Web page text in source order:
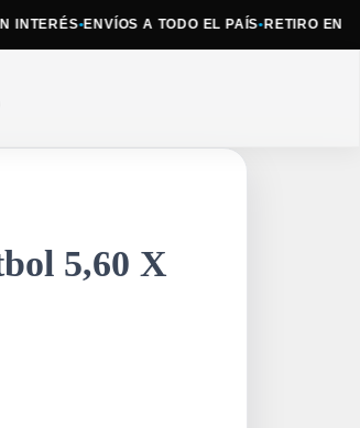
• ENVÍOS A TODO EL PAÍS•RETIRO EN
5,60 X